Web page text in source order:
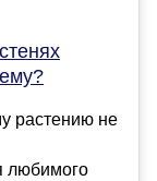
растению не
любимого